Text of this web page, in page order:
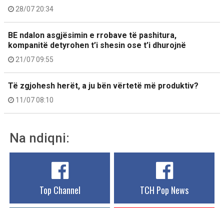
28/07 20:34
BE ndalon asgjësimin e rrobave të pashitura,
kompanitë detyrohen t’i shesin ose t’i dhurojnë
21/07 09:55
Të zgjohesh herët, a ju bën vërtetë më produktiv?
11/07 08:10
Na ndiqni:
Top Channel TCH Pop News